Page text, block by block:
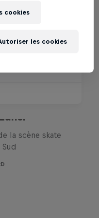
la scène skate
cookies
les cookies